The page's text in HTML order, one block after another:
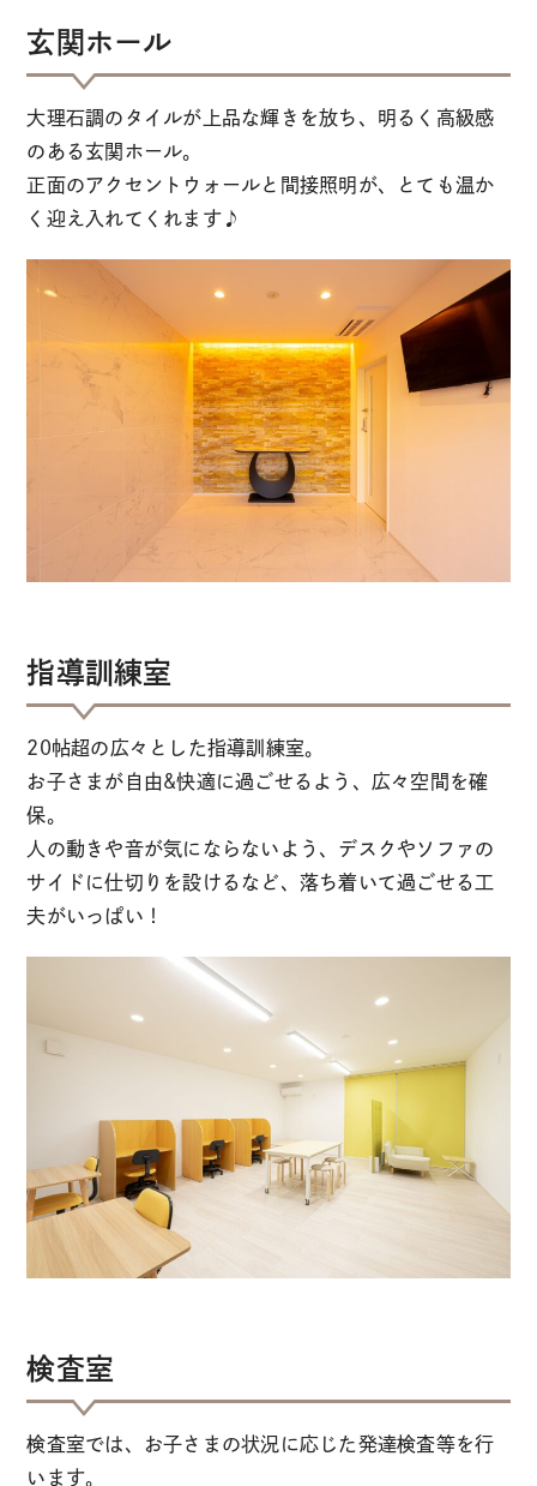
玄関ホール
大理石調のタイルが上品な輝きを放ち、明るく高級感
のある玄関ホール。
正面のアクセントウォールと間接照明が、とても温か
く迎え入れてくれます♪
指導訓練室
20帖超の広々とした指導訓練室。
お子さまが自由&快適に過ごせるよう、広々空間を確
保。
人の動きや音が気にならないよう、デスクやソファの
サイドに仕切りを設けるなど、落ち着いて過ごせる工
夫がいっぱい！
検査室
検査室では、お子さまの状況に応じた発達検査等を行
います。